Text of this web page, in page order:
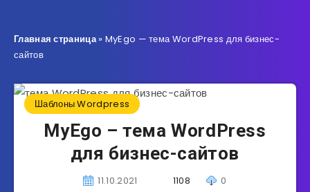
Главная страница» MyEgo — тема WordPress для бизнес-
сайтов
Шаблоны Wordpress
MyEgo – тема WordPress
для бизнес-сайтов
11.10.2021 1108 0